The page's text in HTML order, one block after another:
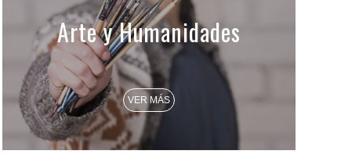
Arte y Humanidades
VER MÁS